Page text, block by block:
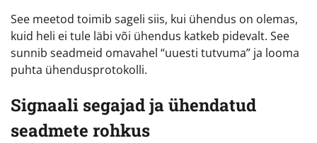
See meetod toimib sageli siis, kui ühendus on olemas,
kuid heli ei tule läbi või ühendus katkeb pidevalt. See
sunnib seadmeid omavahel “uuesti tutvuma” ja looma
puhta ühendusprotokolli.
Signaali segajad ja ühendatud
seadmete rohkus